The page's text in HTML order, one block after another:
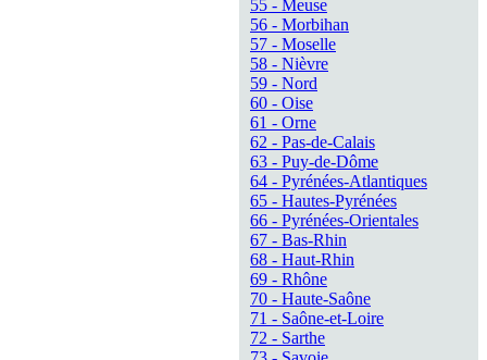
55 - Meuse
56 - Morbihan
57 - Moselle
58 - Nièvre
59 - Nord
60 - Oise
61 - Orne
62 - Pas-de-Calais
63 - Puy-de-Dôme
64 - Pyrénées-Atlantiques
65 - Hautes-Pyrénées
66 - Pyrénées-Orientales
67 - Bas-Rhin
68 - Haut-Rhin
69 - Rhône
70 - Haute-Saône
71 - Saône-et-Loire
72 - Sarthe